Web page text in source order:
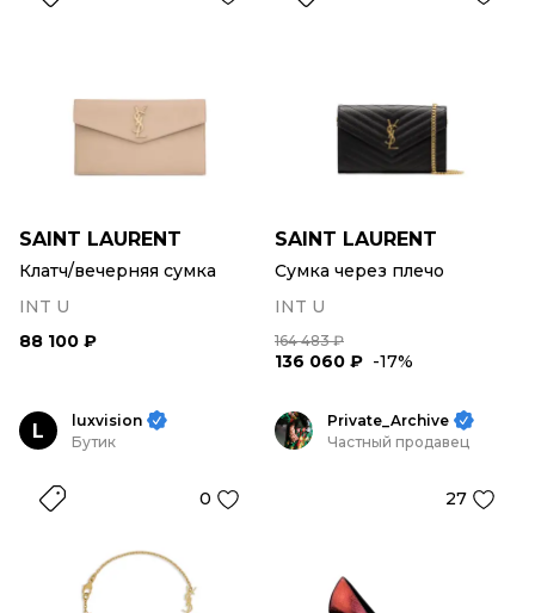
SAINT LAURENT
Клатч/вечерняя сумка
INT U
88 100 ₽
SAINT LAURENT
Сумка через плечо
INT U
164 483 ₽
136 060 ₽ -17%
L
luxvision
Бутик
0
Private_Archive
Частный продавец
27